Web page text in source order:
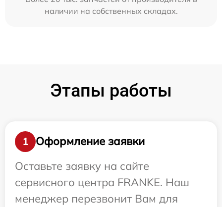
наличии на собственных складах.
Этапы работы
1
Оформление заявки
Оставьте заявку на сайте
сервисного центра FRANKE. Наш
менеджер перезвонит Вам для